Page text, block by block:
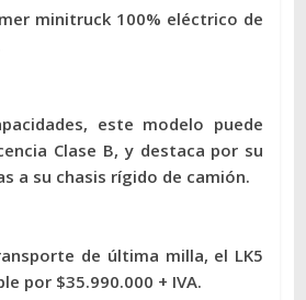
minitruck 100% eléctrico de
este modelo puede
Clase B, y destaca por su
a su chasis rígido de camión.
de última milla, el LK5
por $35.990.000 + IVA.